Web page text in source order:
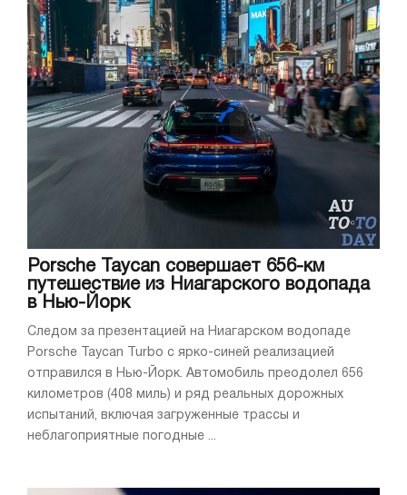
Porsche Taycan совершает 656-км
путешествие из Ниагарского водопада
в Нью-Йорк
Следом за презентацией на Ниагарском водопаде
Porsche Taycan Turbo с ярко-синей реализацией
отправился в Нью-Йорк. Автомобиль преодолел 656
километров (408 миль) и ряд реальных дорожных
испытаний, включая загруженные трассы и
неблагоприятные погодные ...